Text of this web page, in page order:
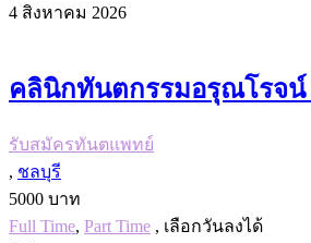
4 สิงหาคม 2026
คลินิกทันตกรรมอรุณโรจน์
รับสมัครทันตแพทย์
, ชลบุรี
5000 บาท
Full Time, Part Time , เลือกวันลงได้